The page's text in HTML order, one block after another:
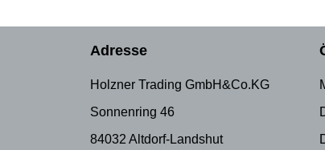
Adresse
Holzner Trading GmbH&Co.KG
Sonnenring 46
84032 Altdorf-Landshut